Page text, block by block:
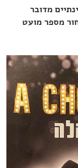
מדובר
מספר מועט